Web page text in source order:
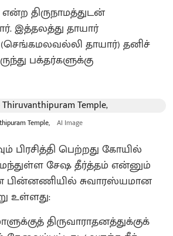
திருநாமத்துடன்
இத்தலத்து தாயார்
தாயார்) தனிச்
பக்தர்களுக்கு
Temple, AI Image
பிரசித்தி பெற்றது கோயில்
சேஷ தீர்த்தம் என்னும்
பின்னணியில் சுவாரஸ்யமான
உள்ளது:
திருவாராதனத்துக்குக்